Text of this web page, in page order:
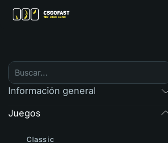
Información general
Juegos
Classic